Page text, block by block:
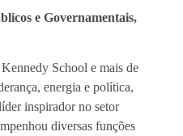
e Governamentais,
School e mais de
energia e política,
inspirador no setor
diversas funções